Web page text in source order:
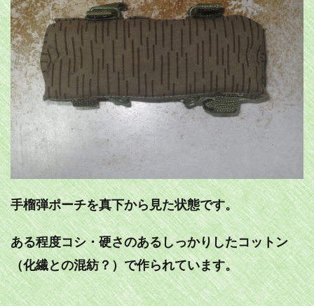
手榴弾ポーチを真下から見た状態です。
ある程度コシ・硬さのあるしっかりしたコットン
（化繊との混紡？）で作られています。